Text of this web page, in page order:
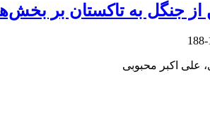
از جنگل به تاکستان بر
علی اکبر محبوبی